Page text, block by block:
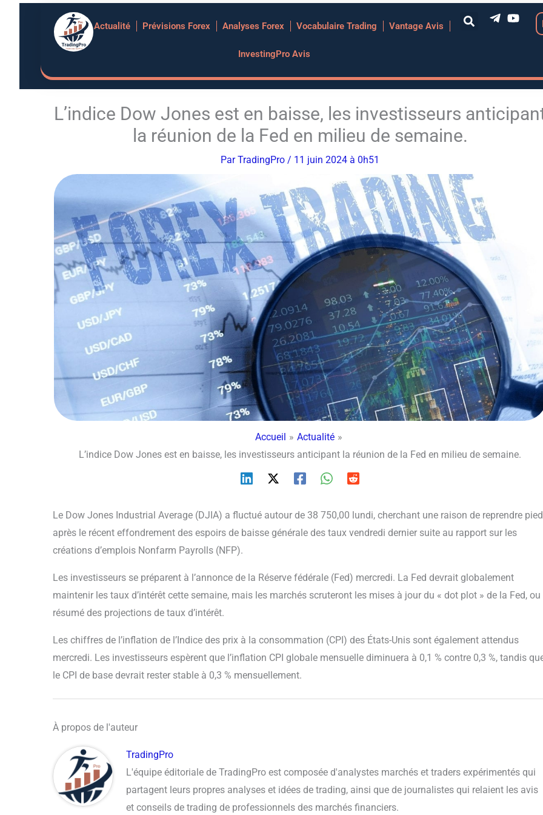
Actualité Prévisions Forex Analyses Forex Vocabulaire Trading Vantage Avis
InvestingPro Avis
L’indice Dow Jones est en baisse, les investisseurs
la réunion de la Fed en milieu de semaine.
ParTradingPro/ 11 juin 2024 à 0h51
Accueil
Actualité
L’indice Dow Jones est en baisse, les investisseurs anticipant la réunion de la Fed en milieu de semaine.
Le Dow Jones Industrial Average (DJIA) a fluctué autour de 38 750,00 lundi, cherchant une raison de reprendre pied
après le récent effondrement des espoirs de baisse générale des taux vendredi dernier suite au rapport sur les
créations d’emplois Nonfarm Payrolls (NFP).
Les investisseurs se préparent à l’annonce de la Réserve fédérale (Fed) mercredi. La Fed devrait globalement
maintenir les taux d’intérêt cette semaine, mais les marchés scruteront les mises à jour du « dot plot » de la Fed, ou
résumé des projections de taux d’intérêt.
Les chiffres de l’inflation de l’Indice des prix à la consommation (CPI) des États-Unis sont également attendus
mercredi. Les investisseurs espèrent que l’inflation CPI globale mensuelle diminuera à 0,1 % contre 0,3 %, tandis
le CPI de base devrait rester stable à 0,3 % mensuellement.
À propos de l'auteur
TradingPro
L'équipe éditoriale de TradingPro est composée d'analystes marchés et traders expérimentés qui
partagent leurs propres analyses et idées de trading, ainsi que de journalistes qui relaient les avis
et conseils de trading de professionnels des marchés financiers.